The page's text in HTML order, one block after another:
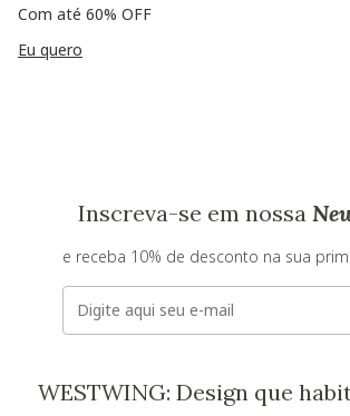
Com até 60% OFF
Eu quero
Inscreva-se em nossa
e receba 10% de desconto na sua
E-mail
WESTWING: Design que